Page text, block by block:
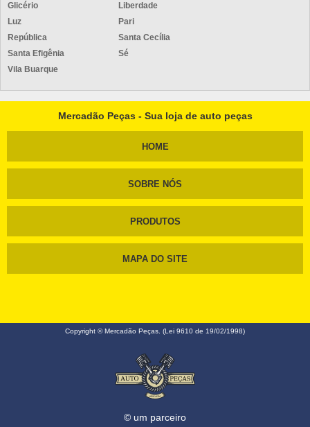
Glicério
Liberdade
Luz
Pari
República
Santa Cecília
Santa Efigênia
Sé
Vila Buarque
Mercadão Peças - Sua loja de auto peças
HOME
SOBRE NÓS
PRODUTOS
MAPA DO SITE
Copyright © Mercadão Peças. (Lei 9610 de 19/02/1998)
© um parceiro